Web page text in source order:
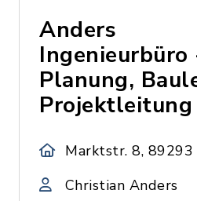
Anders
Ingenieurbüro
Planung,
Projektleitung
Marktstr. 8,
Christian Anders